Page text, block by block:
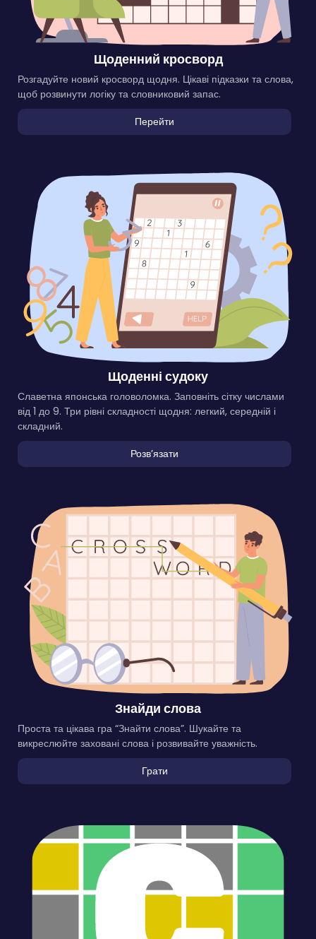
Щоденний кросворд
Розгадуйте новий кросворд щодня. Цікаві підказки та слова,
щоб розвинути логіку та словниковий запас.
Перейти
Щоденні судоку
Славетна японська головоломка. Заповніть сітку числами
від 1 до 9. Три рівні складності щодня: легкий, середній і
складний.
Розвʼязати
Знайди слова
Проста та цікава гра “Знайти слова”. Шукайте та
викреслюйте заховані слова і розвивайте уважність.
Грати